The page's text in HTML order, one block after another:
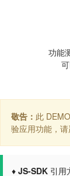
功能
敬告： 此
验应用功能，请
♦ JS-SDK 引用